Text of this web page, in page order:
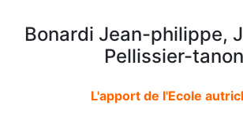
Bonardi Jean-philippe,
Pellissier-
L'apport de l'Ecole